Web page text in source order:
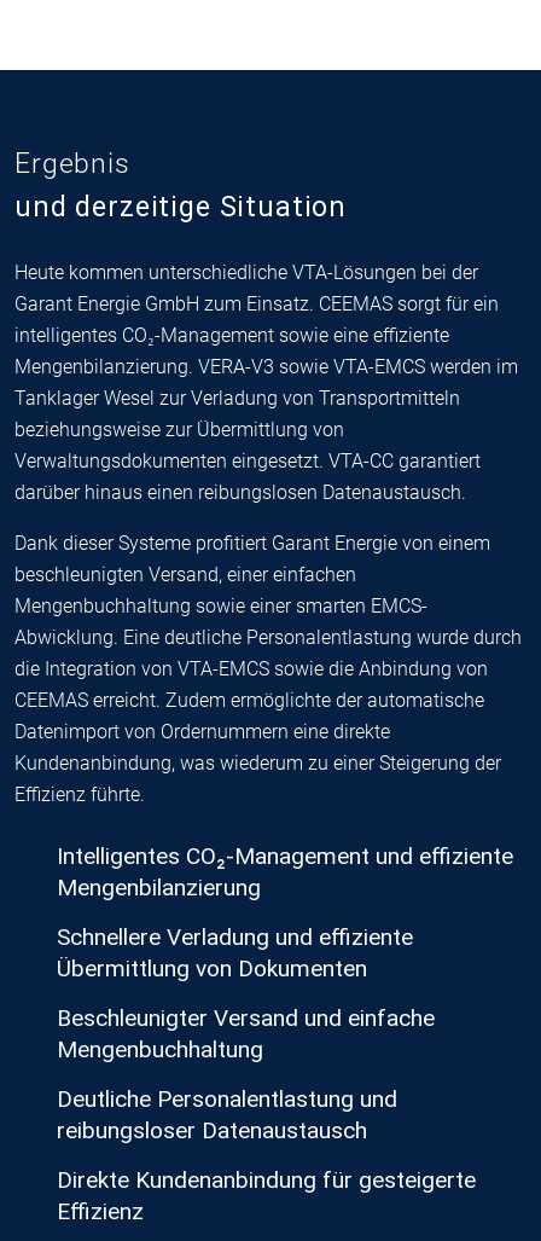
Ergebnis
und derzeitige Situation
Heute kommen unterschiedliche VTA-Lösungen bei der
Garant Energie GmbH zum Einsatz. CEEMAS sorgt für ein
intelligentes CO₂-Management sowie eine effiziente
Mengenbilanzierung. VERA-V3 sowie VTA-EMCS werden im
Tanklager Wesel zur Verladung von Transportmitteln
beziehungsweise zur Übermittlung von
Verwaltungsdokumenten eingesetzt. VTA-CC garantiert
darüber hinaus einen reibungslosen Datenaustausch.
Dank dieser Systeme profitiert Garant Energie von einem
beschleunigten Versand, einer einfachen
Mengenbuchhaltung sowie einer smarten EMCS-
Abwicklung. Eine deutliche Personalentlastung wurde durch
die Integration von VTA-EMCS sowie die Anbindung von
CEEMAS erreicht. Zudem ermöglichte der automatische
Datenimport von Ordernummern eine direkte
Kundenanbindung, was wiederum zu einer Steigerung der
Effizienz führte.
Intelligentes CO₂-Management und effiziente
Mengenbilanzierung
Schnellere Verladung und effiziente
Übermittlung von Dokumenten
Beschleunigter Versand und einfache
Mengenbuchhaltung
Deutliche Personalentlastung und
reibungsloser Datenaustausch
Direkte Kundenanbindung für gesteigerte
Effizienz